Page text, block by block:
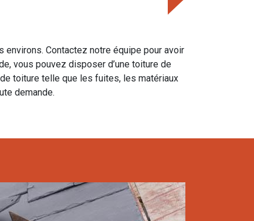
Contactez notre équipe pour avoir
vous pouvez disposer d’une toiture de
toiture telle que les fuites, les matériaux
demande.